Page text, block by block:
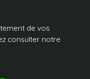
de vos
consulter notre